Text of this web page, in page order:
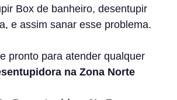
Box de banheiro, desentupir
e assim sanar esse problema.
pronto para atender qualquer
na Zona Norte